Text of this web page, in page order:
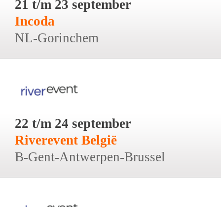
21 t/m 23 september
Incoda
NL-Gorinchem
22 t/m 24 september
Riverevent België
B-Gent-Antwerpen-Brussel